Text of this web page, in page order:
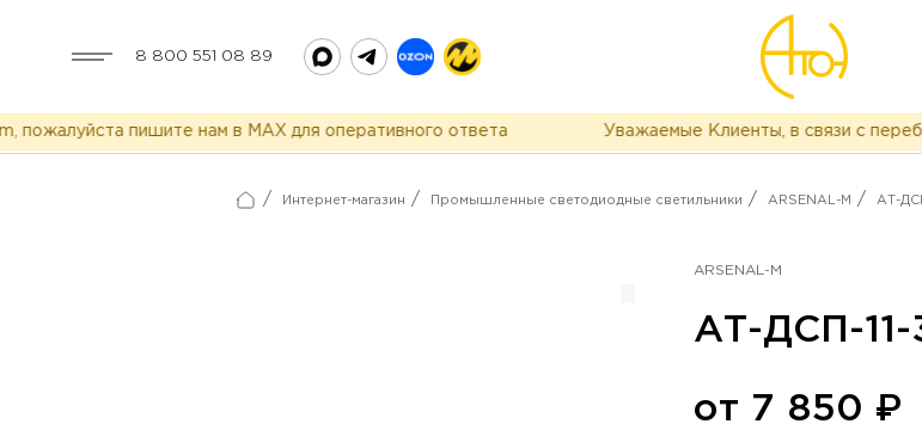
8 800 551 08 89
пишите нам в MAX для оперативного ответа Уважаемые Клиенты, в связи с
/ Интернет-магазин / Промышленные светодиодные светильники / ARSENAL-M / АТ-
ARSENAL-M
АТ-ДСП-
от 7 850 ₽